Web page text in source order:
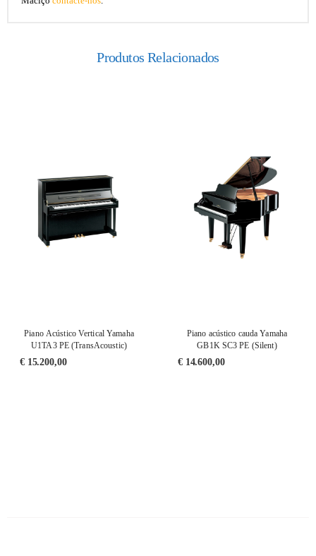
Produtos Relacionados
Piano Acústico Vertical Yamaha
U1TA3 PE (TransAcoustic)
€15.200,00
Piano acústico cauda Yamaha
GB1K SC3 PE (Silent)
€14.600,00